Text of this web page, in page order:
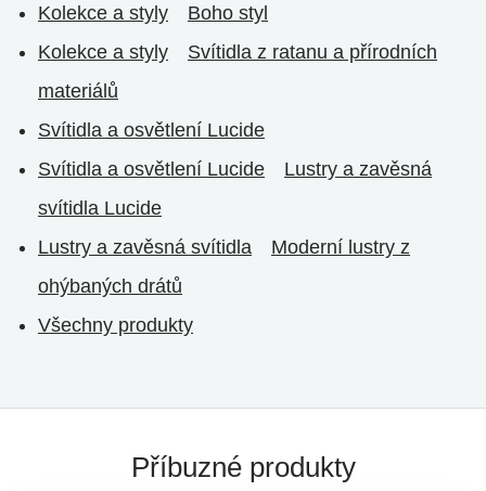
Kolekce a styly
Boho styl
Kolekce a styly
Svítidla z ratanu a přírodních
materiálů
Svítidla a osvětlení Lucide
Svítidla a osvětlení Lucide
Lustry a zavěsná
svítidla Lucide
Lustry a zavěsná svítidla
Moderní lustry z
ohýbaných drátů
Všechny produkty
Příbuzné produkty